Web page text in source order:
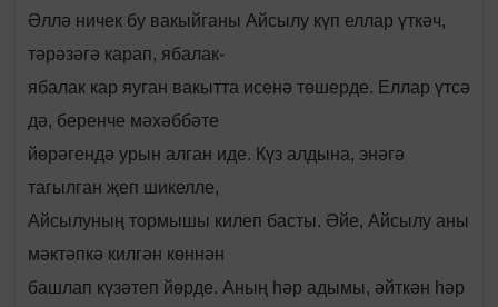
Әллә ничек бу вакыйганы Айсылу күп еллар үткәч,
тәрәзәгә карап, ябалак-
ябалак кар яуган вакытта исенә төшерде. Еллар үтсә
дә, беренче мәхәббәте
йөрәгендә урын алган иде. Күз алдына, энәгә
тагылган җеп шикелле,
Айсылуның тормышы килеп басты. Әйе, Айсылу аны
мәктәпкә килгән көннән
башлап күзәтеп йөрде. Аның һәр адымы, әйткән һәр